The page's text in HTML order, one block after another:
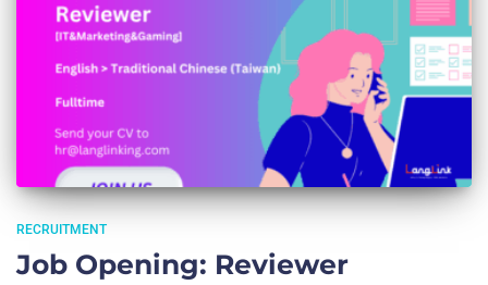
RECRUITMENT
Job Opening: Reviewer